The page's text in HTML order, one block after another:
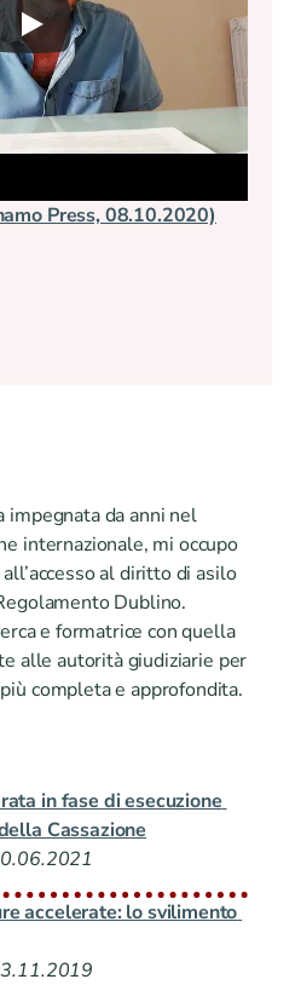
Press, 08.10.2020)
impegnata da anni nel
internazionale, mi occupo
al diritto di asilo
Dublino.
e formatrice con quella
alle autorità giudiziarie per
completa e approfondita.
in fase di esecuzione
Cassazione
accelerate: lo svilimento